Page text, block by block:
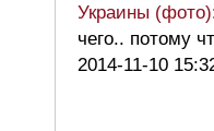
Украины (фото)
чего.. потому
2014-11-10